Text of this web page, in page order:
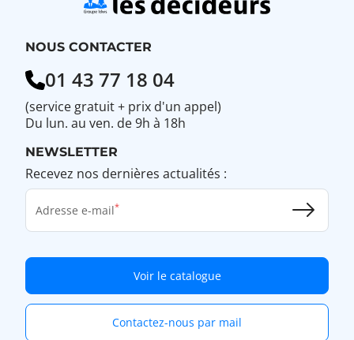
NOUS CONTACTER
01 43 77 18 04
(service gratuit + prix d'un appel)
Du lun. au ven. de 9h à 18h
NEWSLETTER
Recevez nos dernières actualités :
Adresse e-mail
Voir le catalogue
Contactez-nous par mail